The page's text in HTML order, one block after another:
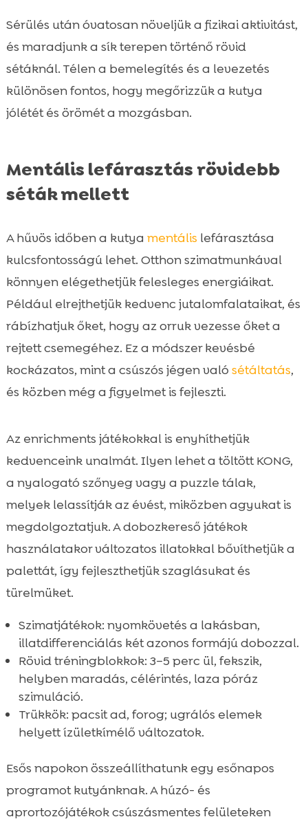
Sérülés után óvatosan növeljük a fizikai aktivitást,
és maradjunk a sík terepen történő rövid
sétáknál. Télen a bemelegítés és a levezetés
különösen fontos, hogy megőrizzük a kutya
jólétét és örömét a mozgásban.
Mentális lefárasztás rövidebb
séták mellett
A hűvös időben a kutya mentális lefárasztása
kulcsfontosságú lehet. Otthon szimatmunkával
könnyen elégethetjük felesleges energiáikat.
Például elrejthetjük kedvenc jutalomfalataikat, és
rábízhatjuk őket, hogy az orruk vezesse őket a
rejtett csemegéhez. Ez a módszer kevésbé
kockázatos, mint a csúszós jégen való sétáltatás,
és közben még a figyelmet is fejleszti.
Az enrichments játékokkal is enyhíthetjük
kedvenceink unalmát. Ilyen lehet a töltött KONG,
a nyalogató szőnyeg vagy a puzzle tálak,
melyek lelassítják az évést, miközben agyukat is
megdolgoztatjuk. A dobozkereső játékok
használatakor változatos illatokkal bővíthetjük a
palettát, így fejleszthetjük szaglásukat és
türelmüket.
Szimatjátékok: nyomkövetés a lakásban,
illatdifferenciálás két azonos formájú dobozzal.
Rövid tréningblokkok: 3–5 perc ül, fekszik,
helyben maradás, célérintés, laza póráz
szimuláció.
Trükkök: pacsit ad, forog; ugrálós elemek
helyett ízületkímélő változatok.
Esős napokon összeállíthatunk egy esőnapos
programot kutyánknak. A húzó- és
aprortozójátékok csúszásmentes felületeken